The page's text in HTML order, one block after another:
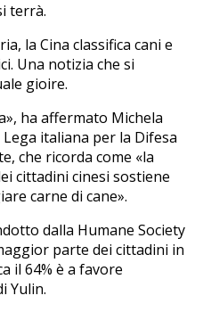
terrà.
la Cina classifica cani e
Una notizia che si
gioire.
ha affermato Michela
italiana per la Difesa
che ricorda come «la
cittadini cinesi sostiene
carne di cane».
dalla Humane Society
parte dei cittadini in
il 64% è a favore
Yulin.